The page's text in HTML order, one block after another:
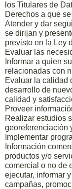
los Titulares de
Derechos a que
Atender y dar
se dirijan y
previsto en la Ley
Evaluar las
Informar a quien
relacionadas con
Evaluar la calidad
desarrollo de
calidad y
Proveer
Realizar estudios
georeferenciación
Implementar
Información
productos y/o
comercial o no de
ejecutar, informar
campañas,